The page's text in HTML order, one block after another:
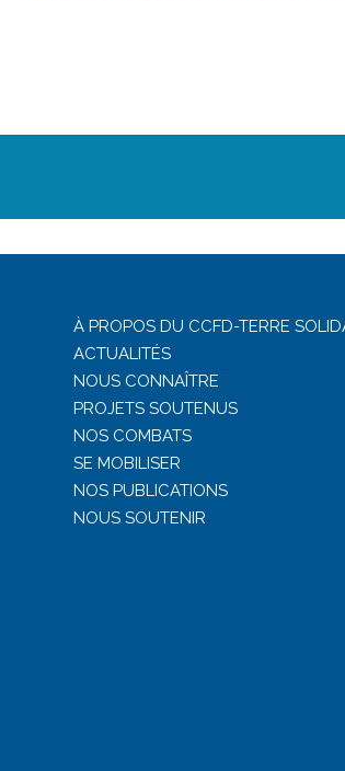
À PROPOS DU CCFD-TERRE
ACTUALITÉS
NOUS CONNAÎTRE
PROJETS SOUTENUS
NOS COMBATS
SE MOBILISER
NOS PUBLICATIONS
NOUS SOUTENIR